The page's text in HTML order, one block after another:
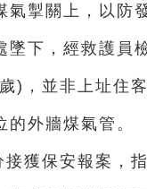
掣關上，以防
下，經救護員
)，並非上址住
外牆煤氣管。
獲保安報案，